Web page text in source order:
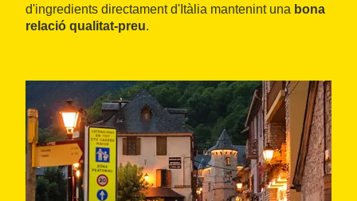
d'ingredients directament d'Itàlia mantenint una bona
relació qualitat-preu.